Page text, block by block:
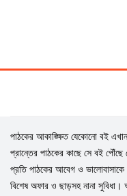
পাঠকের আকাঙ্ক্ষিত যেকোনো বই
প্রান্তের পাঠকের কাছে সে বই
প্রতি পাঠকের আবেগ ও
বিশেষ অফার ও ছাড়সহ নানা